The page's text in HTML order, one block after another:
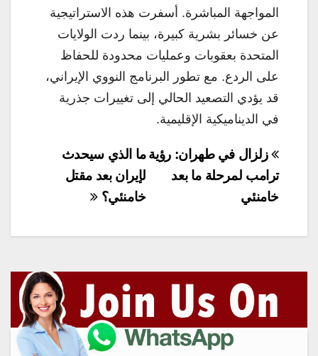
المواجهة المباشرة. أسفرت هذه الاستراتيجية
عن خسائر بشرية كبيرة، بينما ردت الولايات
المتحدة بعقوبات وعمليات محدودة للحفاظ
على الردع. مع تطور البرنامج النووي الإيراني،
قد يؤدي التصعيد الحالي إلى تغييرات جذرية
في الديناميكية الإقليمية.
تصفّح
المقالات
ما الذي سيحدث
لإيران بعد مقتل
خامنئي؟
زلزال في طهران: رؤية
ترامب لمرحلة ما بعد
خامنئي